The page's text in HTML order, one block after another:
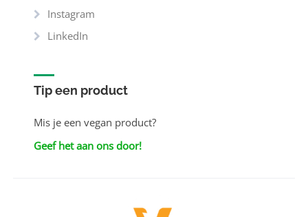
Instagram
LinkedIn
Tip een product
Mis je een vegan product?
Geef het aan ons door!